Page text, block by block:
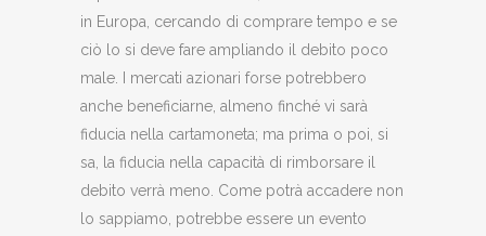
in Europa, cercando di comprare tempo e se
ciò lo si deve fare ampliando il debito poco
male. I mercati azionari forse potrebbero
anche beneficiarne, almeno finché vi sarà
fiducia nella cartamoneta; ma prima o poi, si
sa, la fiducia nella capacità di rimborsare il
debito verrà meno. Come potrà accadere non
lo sappiamo, potrebbe essere un evento